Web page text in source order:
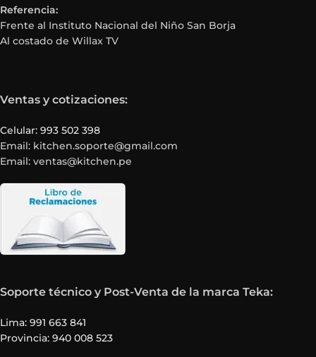
Referencia:
Frente al Instituto Nacional del Niño San Borja
Al costado de Willax TV
Ventas y cotizaciones:
Celular: 993 502 398
Email: kitchen.soporte@gmail.com
Email: ventas@kitchen.pe
Soporte técnico y Post-Venta de la marca Teka:
Lima: 991 663 841
Provincia: 940 008 523